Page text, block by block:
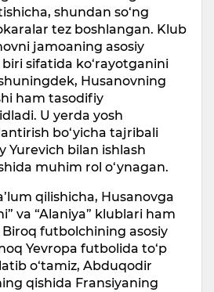
shundan so‘ng
tez boshlangan. Klub
jamoaning asosiy
sifatida ko‘rayotganini
Husanovning
ham tasodifiy
U yerda yosh
bo‘yicha tajribali
Yurevich bilan ishlash
muhim rol o‘ynagan.
qilishicha, Husanovga
va “Alaniya” klublari ham
futbolchining asosiy
Yevropa futbolida to‘p
o‘tamiz, Abduqodir
qishida Fransiyaning